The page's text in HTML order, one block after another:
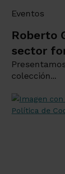
Eventos
Roberto
sector
colección...